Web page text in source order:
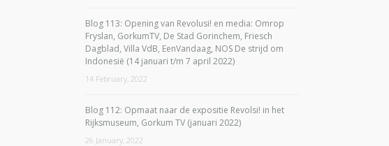
Blog 113: Opening van Revolusi! en media: Omrop
Fryslan, GorkumTV, De Stad Gorinchem, Friesch
Dagblad, Villa VdB, EenVandaag, NOS De strijd om
Indonesië (14 januari t/m 7 april 2022)
14 February, 2022
Blog 112: Opmaat naar de expositie Revolsi! in het
Rijksmuseum, Gorkum TV (januari 2022)
26 January, 2022